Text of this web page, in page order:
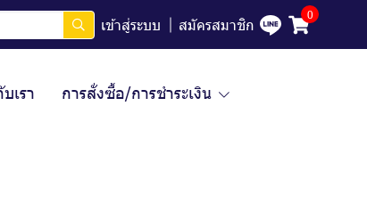
เข้าสู่ระบบ สมัครสมาชิก
0
เรา การสั่งซื้อ/การชำระเงิน